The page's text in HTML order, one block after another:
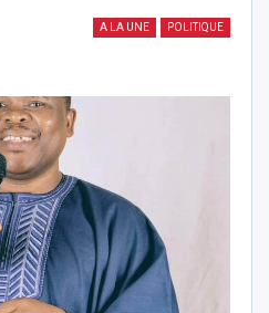
A LA UNE POLITIQUE